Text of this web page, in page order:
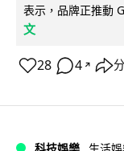
表示，品牌正推動
文
28 4 ↗